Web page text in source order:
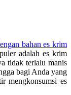
bahan es krim
adalah es krim
tidak terlalu manis
bagi Anda yang
mengkonsumsi es